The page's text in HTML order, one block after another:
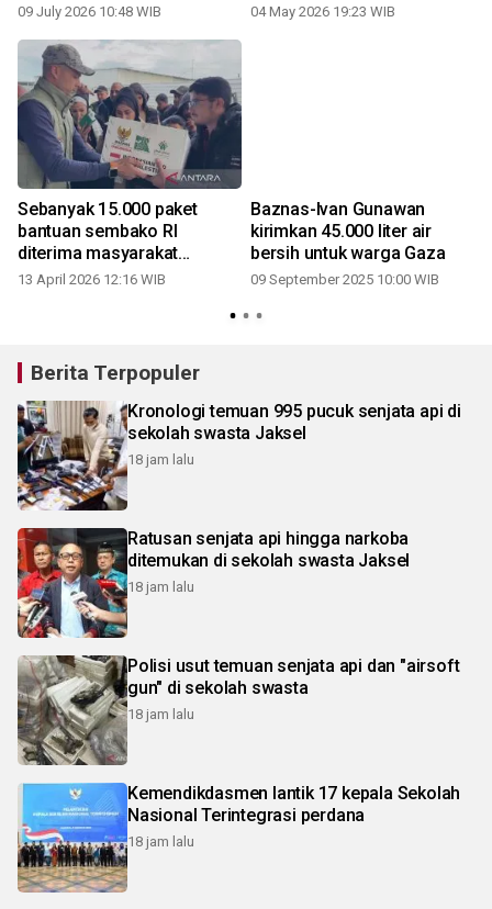
09 July 2026 10:48 WIB 04 May 2026 19:23 WIB
Sebanyak 15.000 paket
bantuan sembako RI
diterima masyarakat
Palestina
13 April 2026 12:16 WIB
Baznas-Ivan Gunawan
kirimkan 45.000 liter air
bersih untuk warga Gaza
09 September 2025 10:00 WIB
Berita Terpopuler
Kronologi temuan 995 pucuk senjata api di
sekolah swasta Jaksel
18 jam lalu
Ratusan senjata api hingga narkoba
ditemukan di sekolah swasta Jaksel
18 jam lalu
Polisi usut temuan senjata api dan "airsoft
gun" di sekolah swasta
18 jam lalu
Kemendikdasmen lantik 17 kepala Sekolah
Nasional Terintegrasi perdana
18 jam lalu